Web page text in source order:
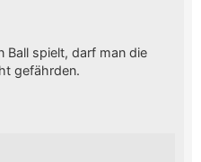
Ball spielt, darf man die
gefährden.